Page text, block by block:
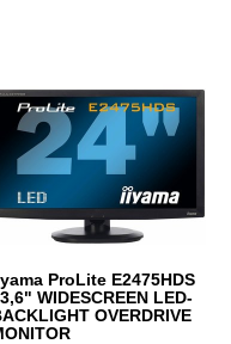
ProLite E2475HDS
WIDESCREEN LED-
OVERDRIVE